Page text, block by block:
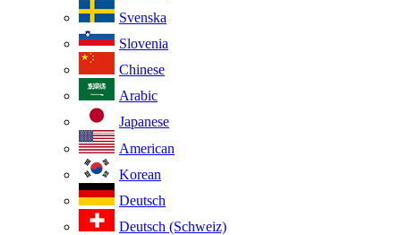
Svenska
Slovenia
Chinese
Arabic
Japanese
American
Korean
Deutsch
Deutsch (Schweiz)